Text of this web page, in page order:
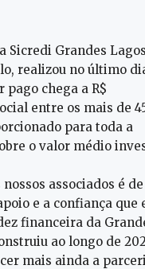
Sicredi Grandes Lagos
realizou no último
pago chega a R$
entre os mais de
para toda a
o valor médio
associados é de
e a confiança que
financeira da
ao longo de
mais ainda a